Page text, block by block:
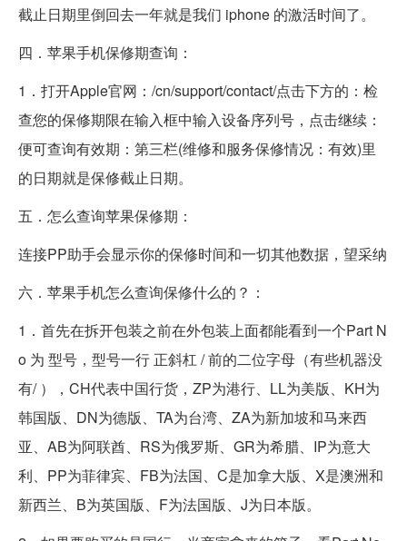
截止日期里倒回去一年就是我们 iphone 的激活时间了。
四．苹果手机保修期查询：
1．打开Apple官网：/cn/support/contact/点击下方的：检
查您的保修期限在输入框中输入设备序列号，点击继续：
便可查询有效期：第三栏(维修和服务保修情况：有效)里
的日期就是保修截止日期。
五．怎么查询苹果保修期：
连接PP助手会显示你的保修时间和一切其他数据，望采纳
六．苹果手机怎么查询保修什么的？：
1．首先在拆开包装之前在外包装上面都能看到一个Part N
o 为 型号，型号一行 正斜杠 / 前的二位字母（有些机器没
有/ ），CH代表中国行货，ZP为港行、LL为美版、KH为
韩国版、DN为德版、TA为台湾、ZA为新加坡和马来西
亚、AB为阿联酋、RS为俄罗斯、GR为希腊、IP为意大
利、PP为菲律宾、FB为法国、C是加拿大版、X是澳洲和
新西兰、B为英国版、F为法国版、J为日本版。